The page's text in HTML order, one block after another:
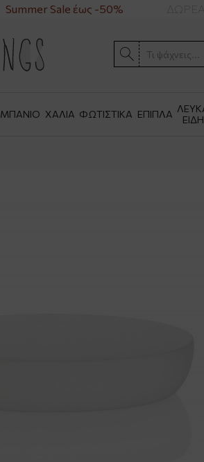
Summer Sale έως -50%
ΜΠΑΝΙΟ ΧΑΛΙΑ ΦΩΤΙΣΤΙΚΑ ΕΠΙΠΛΑ
ΕΙΔΗ